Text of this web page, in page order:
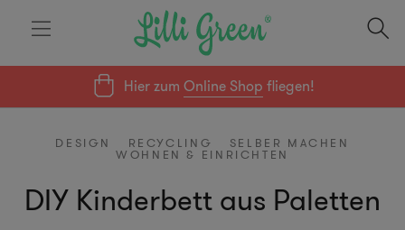
Hier zumOnline Shop fliegen!
DESIGN RECYCLING SELBER MACHEN
WOHNEN & EINRICHTEN
DIY Kinderbett aus Paletten